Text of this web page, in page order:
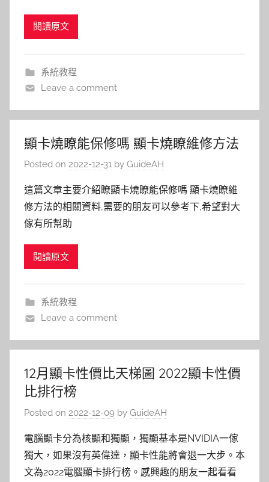
閱讀原文
系統教程
Leave a comment
顯卡燒瞭能保修嗎 顯卡燒瞭維修方法
Posted on 2022-12-31 by GuideAH
這篇文章主要介紹瞭顯卡燒瞭能保修嗎 顯卡燒瞭維
修方法的相關資料,需要的朋友可以參考下,希望對大
傢有所幫助
閱讀原文
系統教程
Leave a comment
12月顯卡性價比天梯圖 2022顯卡性價
比排行榜
Posted on 2022-12-09 by GuideAH
電腦顯卡分為核顯和獨顯，獨顯基本是NVIDIA一傢
獨大，如果沒有英偉達，顯卡性能將會退一大步。本
文為2022電腦顯卡排行榜。感興趣的朋友一起看看